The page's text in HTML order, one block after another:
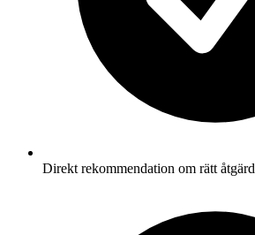
Direkt rekommendation om rätt åtgärd